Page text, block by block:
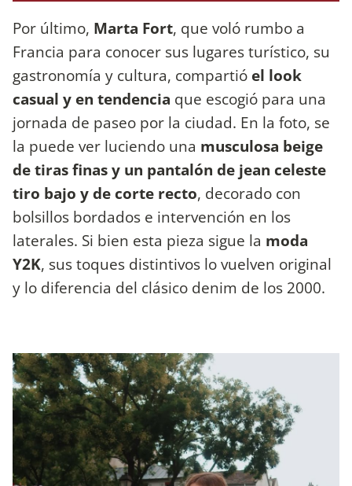
Por último, Marta Fort, que voló rumbo a
Francia para conocer sus lugares turístico, su
gastronomía y cultura, compartió el look
casual y en tendencia que escogió para una
jornada de paseo por la ciudad. En la foto, se
la puede ver luciendo una musculosa beige
de tiras finas y un pantalón de jean celeste
tiro bajo y de corte recto, decorado con
bolsillos bordados e intervención en los
laterales. Si bien esta pieza sigue la moda
Y2K, sus toques distintivos lo vuelven original
y lo diferencia del clásico denim de los 2000.